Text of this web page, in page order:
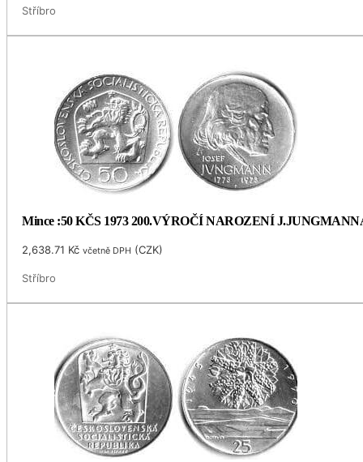
Stříbro
Mince :50 KČS 1973 200.VÝROČÍ NAROZENÍ
2,638.71 Kč včetně DPH (CZK)
Stříbro